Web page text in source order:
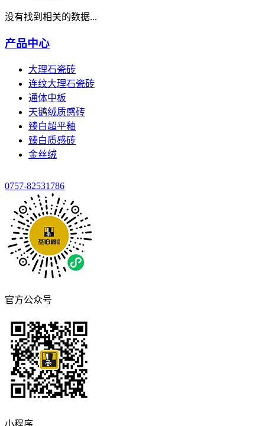
没有找到相关的数据...
产品中心
大理石瓷砖
连纹大理石瓷砖
通体中板
天鹅绒质感砖
臻白超平釉
臻白质感砖
金丝绒
0757-82531786
官方公众号
小程序